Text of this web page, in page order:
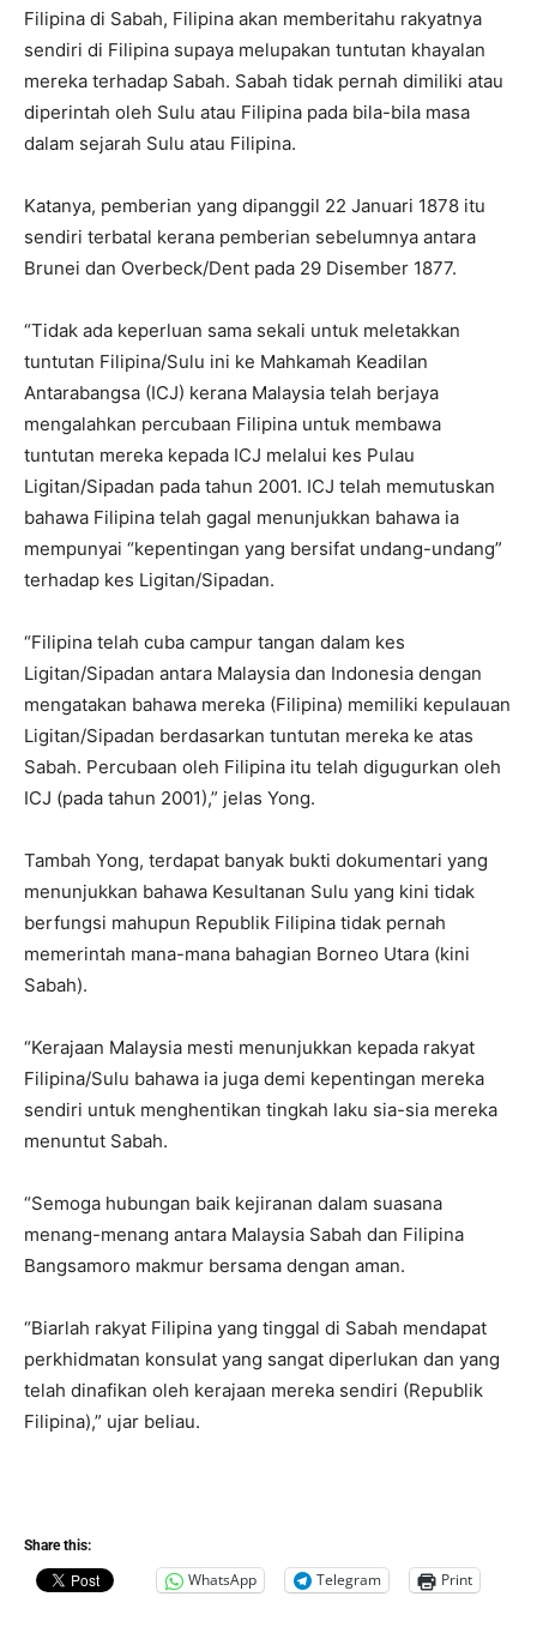
Filipina di Sabah, Filipina akan memberitahu rakyatnya
sendiri di Filipina supaya melupakan tuntutan khayalan
mereka terhadap Sabah. Sabah tidak pernah dimiliki atau
diperintah oleh Sulu atau Filipina pada bila-bila masa
dalam sejarah Sulu atau Filipina.
Katanya, pemberian yang dipanggil 22 Januari 1878 itu
sendiri terbatal kerana pemberian sebelumnya antara
Brunei dan Overbeck/Dent pada 29 Disember 1877.
“Tidak ada keperluan sama sekali untuk meletakkan
tuntutan Filipina/Sulu ini ke Mahkamah Keadilan
Antarabangsa (ICJ) kerana Malaysia telah berjaya
mengalahkan percubaan Filipina untuk membawa
tuntutan mereka kepada ICJ melalui kes Pulau
Ligitan/Sipadan pada tahun 2001. ICJ telah memutuskan
bahawa Filipina telah gagal menunjukkan bahawa ia
mempunyai “kepentingan yang bersifat undang-undang”
terhadap kes Ligitan/Sipadan.
“Filipina telah cuba campur tangan dalam kes
Ligitan/Sipadan antara Malaysia dan Indonesia dengan
mengatakan bahawa mereka (Filipina) memiliki kepulauan
Ligitan/Sipadan berdasarkan tuntutan mereka ke atas
Sabah. Percubaan oleh Filipina itu telah digugurkan oleh
ICJ (pada tahun 2001),” jelas Yong.
Tambah Yong, terdapat banyak bukti dokumentari yang
menunjukkan bahawa Kesultanan Sulu yang kini tidak
berfungsi mahupun Republik Filipina tidak pernah
memerintah mana-mana bahagian Borneo Utara (kini
Sabah).
“Kerajaan Malaysia mesti menunjukkan kepada rakyat
Filipina/Sulu bahawa ia juga demi kepentingan mereka
sendiri untuk menghentikan tingkah laku sia-sia mereka
menuntut Sabah.
“Semoga hubungan baik kejiranan dalam suasana
menang-menang antara Malaysia Sabah dan Filipina
Bangsamoro makmur bersama dengan aman.
“Biarlah rakyat Filipina yang tinggal di Sabah mendapat
perkhidmatan konsulat yang sangat diperlukan dan yang
telah dinafikan oleh kerajaan mereka sendiri (Republik
Filipina),” ujar beliau.
Share this:
WhatsApp Telegram Print